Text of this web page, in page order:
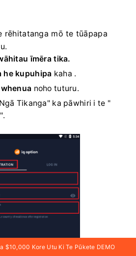
rēhitatanga mō te tūāpapa
īmēra tika.
he kupuhipa kaha .
whenua noho tuturu.
Tikanga" ka pāwhiri i te "
".
$10,000 Kore Utu Ki Te Pūkete DEMO